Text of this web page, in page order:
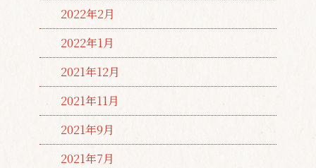
2022年2月
2022年1月
2021年12月
2021年11月
2021年9月
2021年7月